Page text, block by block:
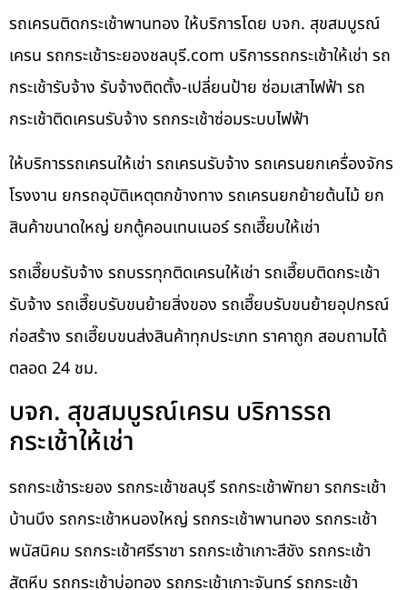
รถเครนติดกระเช้าพานทอง ให้บริการโดย บจก. สุขสมบูรณ์
เครน รถกระเช้าระยองชลบุรี.com บริการรถกระเช้าให้เช่า รถ
กระเช้ารับจ้าง รับจ้างติดตั้ง-เปลี่ยนป้าย ซ่อมเสาไฟฟ้า รถ
กระเช้าติดเครนรับจ้าง รถกระเช้าซ่อมระบบไฟฟ้า
ให้บริการรถเครนให้เช่า รถเครนรับจ้าง รถเครนยกเครื่องจักร
โรงงาน ยกรถอุบัติเหตุตกข้างทาง รถเครนยกย้ายต้นไม้ ยก
สินค้าขนาดใหญ่ ยกตู้คอนเทนเนอร์ รถเฮี๊ยบให้เช่า
รถเฮี๊ยบรับจ้าง รถบรรทุกติดเครนให้เช่า รถเฮี๊ยบติดกระเช้า
รับจ้าง รถเฮี๊ยบรับขนย้ายสิ่งของ รถเฮี๊ยบรับขนย้ายอุปกรณ์
ก่อสร้าง รถเฮี๊ยบขนส่งสินค้าทุกประเภท ราคาถูก สอบถามได้
ตลอด 24 ชม.
บจก. สุขสมบูรณ์เครน บริการรถ
กระเช้าให้เช่า
รถกระเช้าระยอง รถกระเช้าชลบุรี รถกระเช้าพัทยา รถกระเช้า
บ้านบึง รถกระเช้าหนองใหญ่ รถกระเช้าพานทอง รถกระเช้า
พนัสนิคม รถกระเช้าศรีราชา รถกระเช้าเกาะสีชัง รถกระเช้า
สัตหีบ รถกระเช้าบ่อทอง รถกระเช้าเกาะจันทร์ รถกระเช้า